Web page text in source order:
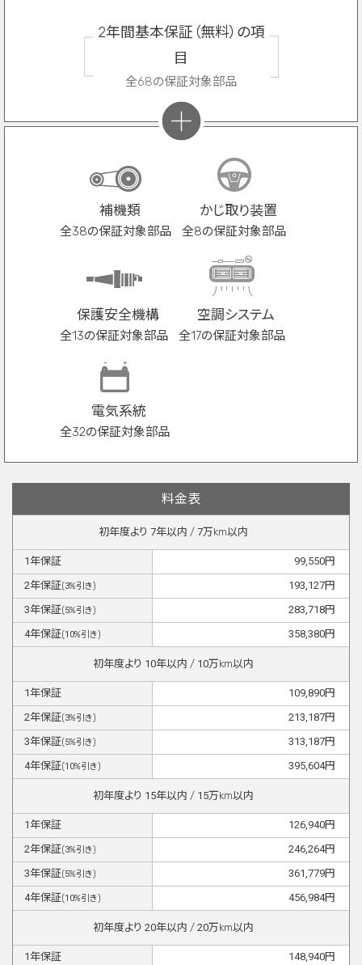
2年間基本保証（無料）の項
目
全68の保証対象部品
補機類
全38の保証対象部品
かじ取り装置
全8の保証対象部品
保護安全機構
全13の保証対象部品
空調システム
全17の保証対象部品
電気系統
全32の保証対象部品
料金表
初年度より 7年以内 / 7万km以内
1年保証 99,550円
2年保証(3%引き) 193,127円
3年保証(5%引き) 283,718円
4年保証(10%引き) 358,380円
初年度より 10年以内 / 10万km以内
1年保証 109,890円
2年保証(3%引き) 213,187円
3年保証(5%引き) 313,187円
4年保証(10%引き) 395,604円
初年度より 15年以内 / 15万km以内
1年保証 126,940円
2年保証(3%引き) 246,264円
3年保証(5%引き) 361,779円
4年保証(10%引き) 456,984円
初年度より 20年以内 / 20万km以内
1年保証 148,940円